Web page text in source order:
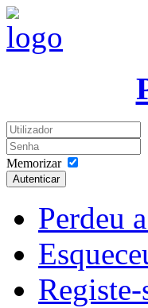
Memorizar
Autenticar
Perdeu
Registe-